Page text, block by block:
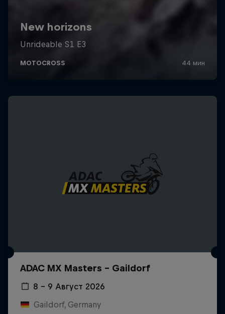
ADAC MX Masters – Gaildorf
8 – 9 Август 2026
Gaildorf, Germany